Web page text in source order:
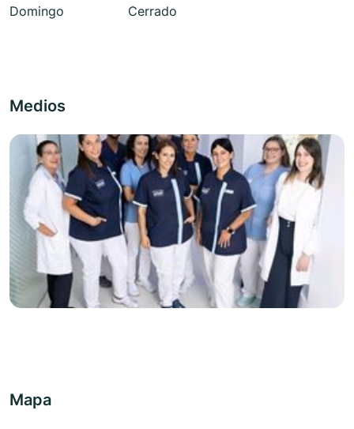
Domingo
Cerrado
Medios
Mapa